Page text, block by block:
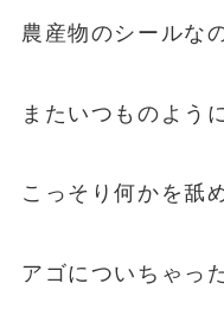
農産物のシールな
またいつものように
こっそり何かを舐
アゴについちゃっ